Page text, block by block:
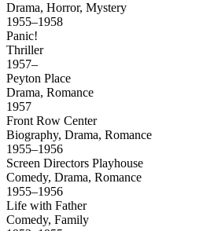
Drama, Horror, Mystery
1955–1958
Panic!
Thriller
1957–
Peyton Place
Drama, Romance
1957
Front Row Center
Biography, Drama, Romance
1955–1956
Screen Directors Playhouse
Comedy, Drama, Romance
1955–1956
Life with Father
Comedy, Family